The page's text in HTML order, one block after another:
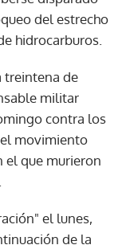
del estrecho
hidrocarburos.
treintena de
militar
contra los
movimiento
el que murieron
el lunes,
de la